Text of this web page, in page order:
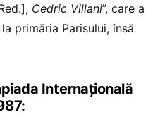
Cedric Villani”, care a
primăria Parisului, însă
Internațională